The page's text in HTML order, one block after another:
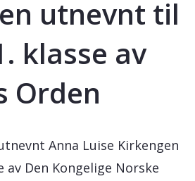
utnevnt til
klasse av
Orden
Anna Luise Kirkengen
av Den Kongelige Norske